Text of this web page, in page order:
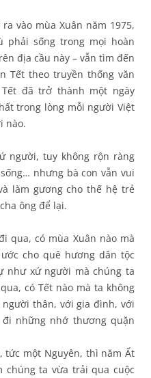
vào mùa Xuân năm 1975,
phải sống trong mọi hoàn
địa cầu này – vẫn tìm đến
Tết theo truyền thống văn
đã trở thành một ngày
trong lòng mỗi người Việt
nào.
người, tuy không rộn ràng
nhưng bà con vẫn vui
làm gương cho thế hệ trẻ
ông để lại.
qua, có mùa Xuân nào mà
cho quê hương dân tộc
như xứ người mà chúng ta
có Tết nào mà ta không
thân, với gia đình, với
những nhớ thương quặn
tức một Nguyên, thì năm Ất
chúng ta vừa trải qua cuộc